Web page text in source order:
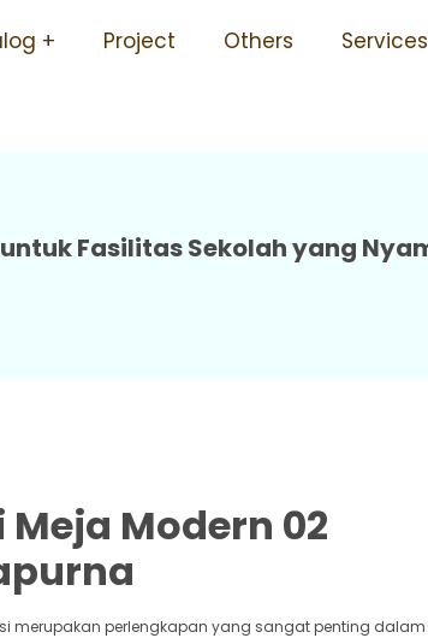
Project Others Services
Tersedia
Fasilitas Sekolah yang
Meja Modern 02
merupakan perlengkapan yang sangat penting